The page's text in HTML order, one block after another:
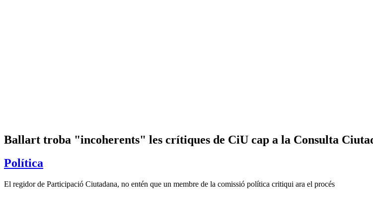
Ballart troba "incoherents" les crítiques de CiU cap a la Consulta
Política
El regidor de Participació Ciutadana, no entén que un membre de la comissió política critiqui ara el procés